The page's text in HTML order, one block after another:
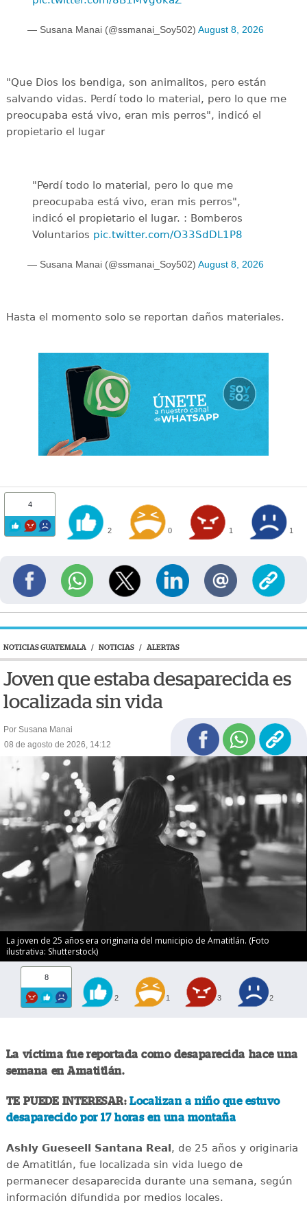
— Susana Manai (@ssmanai_Soy502) August 8, 2026
"Que Dios los bendiga, son animalitos, pero están
salvando vidas. Perdí todo lo material, pero lo que me
preocupaba está vivo, eran mis perros", indicó el
propietario el lugar
"Perdí todo lo material, pero lo que me
preocupaba está vivo, eran mis perros",
indicó el propietario el lugar. : Bomberos
Voluntarios pic.twitter.com/O33SdDL1P8
— Susana Manai (@ssmanai_Soy502) August 8, 2026
Hasta el momento solo se reportan daños materiales.
4
2 0 1 1
NOTICIAS GUATEMALA / NOTICIAS / ALERTAS
Joven que estaba desaparecida es
localizada sin vida
Por Susana Manai
08 de agosto de 2026, 14:12
La joven de 25 años era originaria del municipio de Amatitlán. (Foto
ilustrativa: Shutterstock)
8
2 1 3 2
La víctima fue reportada como desaparecida hace una
semana en Amatitlán.
TE PUEDE INTERESAR:Localizan a niño que estuvo
desaparecido por 17 horas en una montaña
Ashly Gueseell Santana Real, de 25 años y originaria
de Amatitlán, fue localizada sin vida luego de
permanecer desaparecida durante una semana, según
información difundida por medios locales.